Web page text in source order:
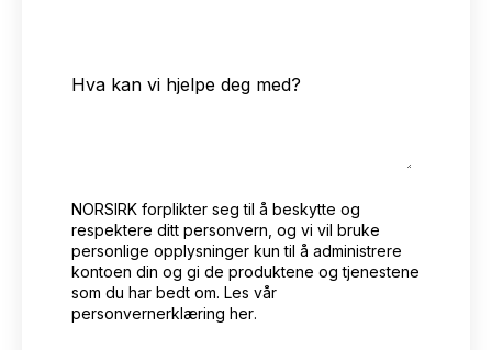
Hva kan vi hjelpe deg med?
NORSIRK forplikter seg til å beskytte og
respektere ditt personvern, og vi vil bruke
personlige opplysninger kun til å administrere
kontoen din og gi de produktene og tjenestene
som du har bedt om. Les vår
personvernerklæring her.